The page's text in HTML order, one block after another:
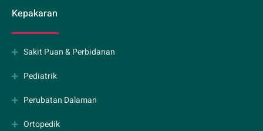
Kepakaran
Sakit Puan & Perbidanan
Pediatrik
Perubatan Dalaman
Ortopedik